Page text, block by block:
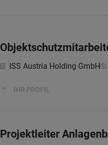
ISS Austria Holding GmbH
IHR PROFIL
Projektleiter